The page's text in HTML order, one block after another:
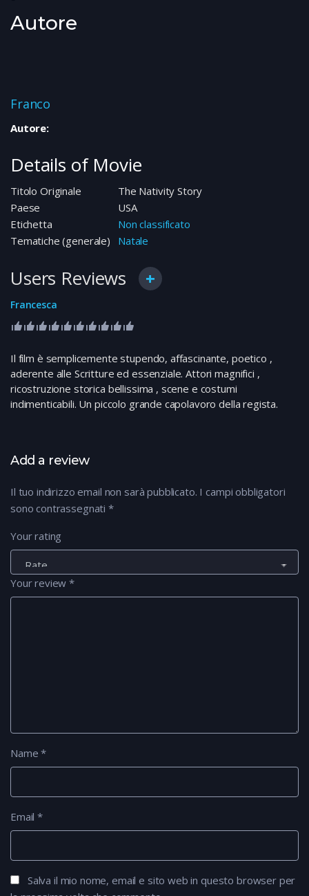
Autore
Franco
Autore:
Details of Movie
Titolo Originale
The Nativity Story
Paese
USA
Etichetta
Non classificato
Tematiche (generale)
Natale
Add a review
Il tuo indirizzo email non sarà pubblicato. I campi obbligatori
sono contrassegnati *
Your rating
Your review*
Name*
Email*
Salva il mio nome, email e sito web in questo browser per
Users Reviews
Francesca
Il film è semplicemente stupendo, affascinante, poetico ,
aderente alle Scritture ed essenziale. Attori magnifici ,
ricostruzione storica bellissima , scene e costumi
indimenticabili. Un piccolo grande capolavoro della regista.